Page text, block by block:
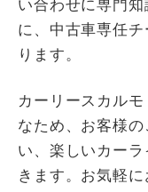
い合わせに専門
に、中古車専任
ります。
カーリースカル
なため、お客様
い、楽しいカー
きます。お気軽に